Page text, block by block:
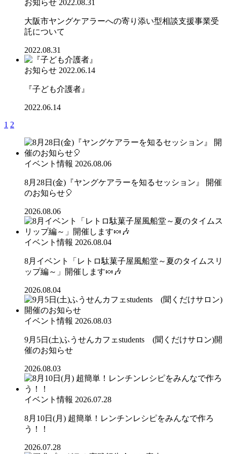
お知らせ 2022.08.31
大阪市ヤングケアラーへの寄り添い型相談支援事業受
託について
2022.08.31
お知らせ 2022.06.14
『子ども介護者』
2022.06.14
1 2
イベント情報 2026.08.06
8月28日(金)『ヤングケアラーを知るセッション』 開催
のお知らせ🎈
2026.08.06
イベント情報 2026.08.04
8月イベント「レトロ駄菓子屋風船堂～夏のタイムスリ
ップ編～」開催します🍬🎶
2026.08.04
イベント情報 2026.08.03
9月5日(土)ふうせんカフェstudents (聞くだけサロン)開
催のお知らせ
2026.08.03
イベント情報 2026.07.28
8月10日(月) 超簡単！レンチンレシピをみんなで作ろ
う！！
2026.07.28